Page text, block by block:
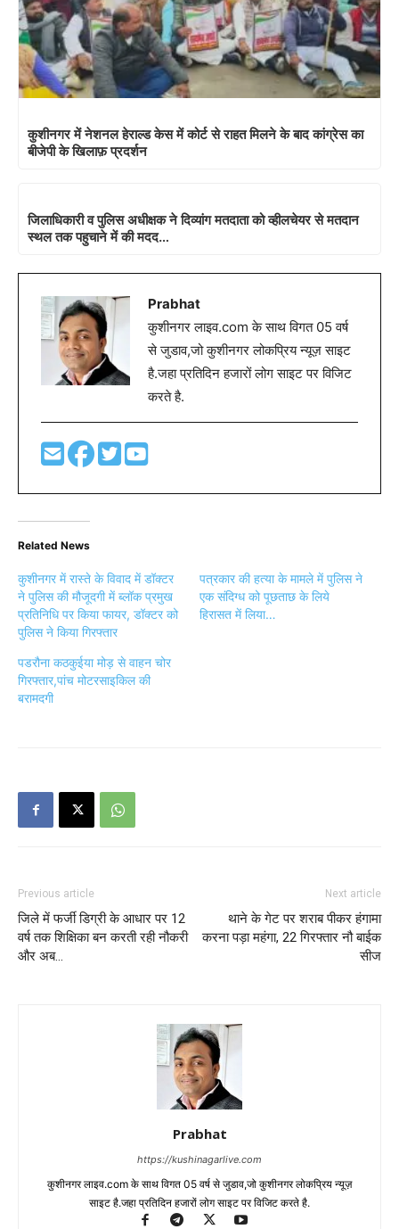
कुशीनगर में नेशनल हेराल्ड केस में कोर्ट से राहत मिलने के बाद कांग्रेस का
बीजेपी के खिलाफ़ प्रदर्शन
जिलाधिकारी व पुलिस अधीक्षक ने दिव्यांग मतदाता को व्हीलचेयर से मतदान
स्थल तक पहुचाने में की मदद…
Prabhat
कुशीनगर लाइव.com के साथ विगत 05 वर्ष
से जुडाव,जो कुशीनगर लोकप्रिय न्यूज़ साइट
है.जहा प्रतिदिन हजारों लोग साइट पर विजिट
करते है.
Related News
कुशीनगर में रास्ते के विवाद में डॉक्टर
ने पुलिस की मौजूदगी में ब्लॉक प्रमुख
प्रतिनिधि पर किया फायर, डॉक्टर को
पुलिस ने किया गिरफ्तार
पत्रकार की हत्या के मामले में पुलिस ने
एक संदिग्ध को पूछताछ के लिये
हिरासत में लिया…
पडरौना कठकुईया मोड़ से वाहन चोर
गिरफ्तार,पांच मोटरसाइकिल की
बरामदगी
Previous article
जिले में फर्जी डिग्री के आधार पर 12
वर्ष तक शिक्षिका बन करती रही नौकरी
और अब…
Next article
थाने के गेट पर शराब पीकर हंगामा
करना पड़ा महंगा, 22 गिरफ्तार नौ बाईक
सीज
Prabhat
https://kushinagarlive.com
कुशीनगर लाइव.com के साथ विगत 05 वर्ष से जुडाव,जो कुशीनगर लोकप्रिय न्यूज़
साइट है.जहा प्रतिदिन हजारों लोग साइट पर विजिट करते है.